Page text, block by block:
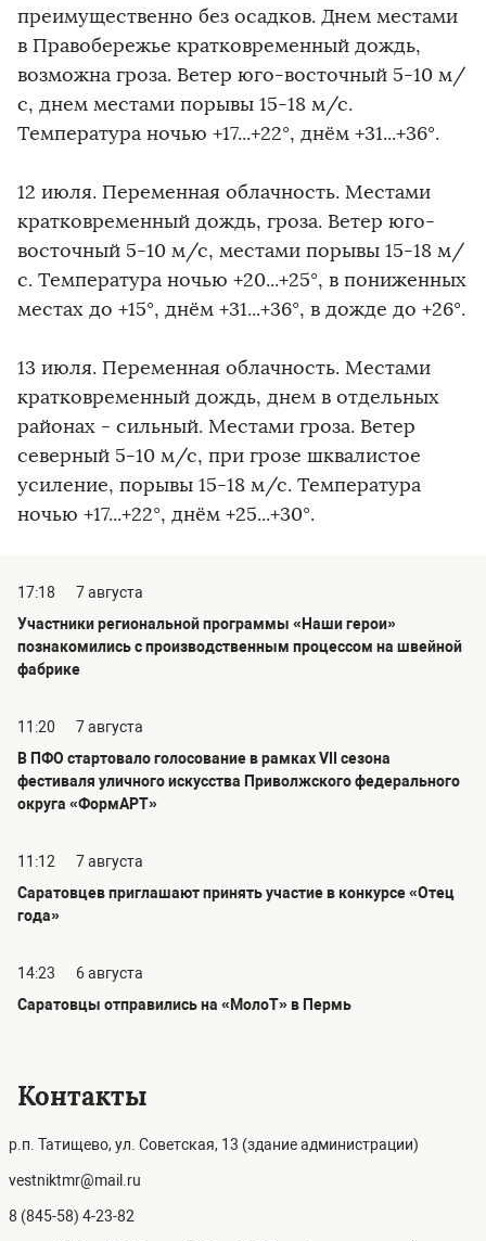
преимущественно без осадков. Днем местами
в Правобережье кратковременный дождь,
возможна гроза. Ветер юго-восточный 5-10 м/
с, днем местами порывы 15-18 м/с.
Температура ночью +17...+22°, днём +31...+36°.
12 июля. Переменная облачность. Местами
кратковременный дождь, гроза. Ветер юго-
восточный 5-10 м/с, местами порывы 15-18 м/
с. Температура ночью +20...+25°, в пониженных
местах до +15°, днём +31...+36°, в дожде до +26°.
13 июля. Переменная облачность. Местами
кратковременный дождь, днем в отдельных
районах - сильный. Местами гроза. Ветер
северный 5-10 м/с, при грозе шквалистое
усиление, порывы 15-18 м/с. Температура
ночью +17...+22°, днём +25...+30°.
17:18
7 августа
Участники региональной программы «Наши герои»
познакомились с производственным процессом на швейной
фабрике
11:20
7 августа
В ПФО стартовало голосование в рамках VII сезона
фестиваля уличного искусства Приволжского федерального
округа «ФормАРТ»
11:12
7 августа
Саратовцев приглашают принять участие в конкурсе «Отец
года»
14:23
6 августа
Саратовцы отправились на «МолоТ» в Пермь
Контакты
р.п. Татищево, ул. Советская, 13 (здание администрации)
vestniktmr@mail.ru
8 (845-58) 4-23-82